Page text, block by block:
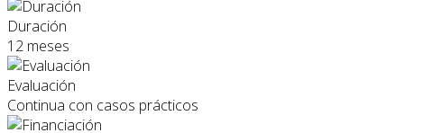
Duración
12 meses
Evaluación
Continua con casos prácticos